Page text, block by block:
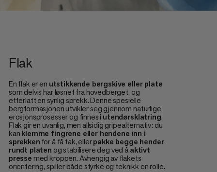
Flak
En flak er en utstikkende bergskive eller plate
som delvis har løsnet fra hovedberget, og
etterlatt en synlig sprekk. Denne spesielle
bergformasjonen utvikler seg gjennom naturlige
erosjonsprosesser og finnes i utendørsklatring.
Flak gir en uvanlig, men allsidig gripealternativ: du
kanklemme fingrene eller hendene inn i
sprekkenfor å få tak, ellerpakke begge hender
rundt platen og stabilisere deg ved åaktivt
pressemed kroppen. Avhengig av flakets
orientering, spiller både styrke og teknikk en rolle.